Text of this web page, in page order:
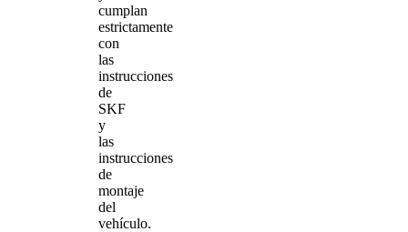
cumplan
estrictamente
con
las
instrucciones
de
SKF
y
las
instrucciones
de
montaje
del
vehículo.